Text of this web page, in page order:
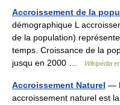
Accroissement de la
démographique L
de la population)
temps. Croissance de la
jusqu en 2000 …
Wikipédia
Accroissement Naturel —
accroissement naturel est